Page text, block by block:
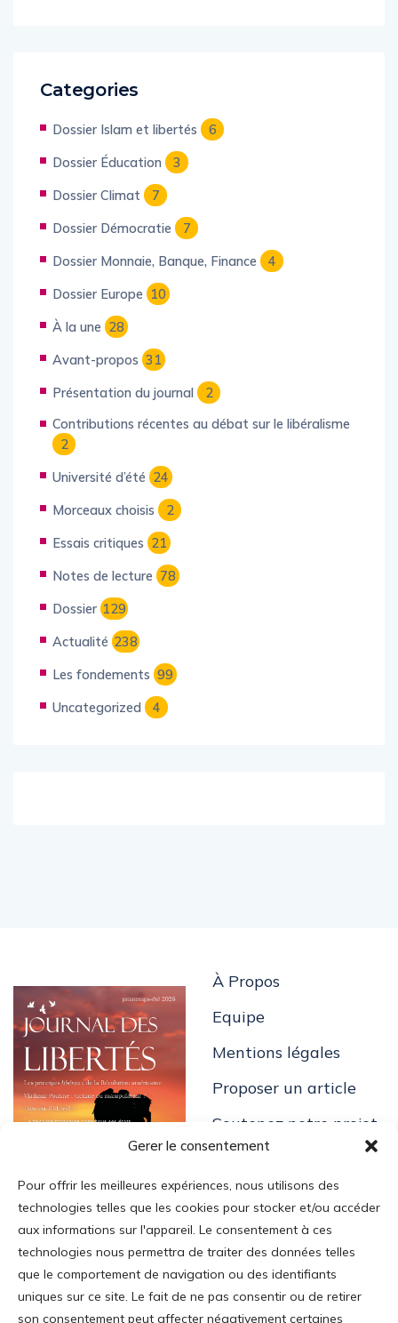
Gerer le consentement
Pour offrir les meilleures expériences, nous utilisons des
technologies telles que les cookies pour stocker et/ou accéder
aux informations sur l'appareil. Le consentement à ces
technologies nous permettra de traiter des données telles
que le comportement de navigation ou des identifiants
uniques sur ce site. Le fait de ne pas consentir ou de retirer
son consentement peut affecter négativement certaines
Categories
Dossier Islam et libertés
6
Dossier Éducation
3
Dossier Climat
7
Dossier Démocratie
7
Dossier Monnaie, Banque, Finance
4
Dossier Europe 10
À la une 28
Avant-propos 31
Présentation du journal
2
Contributions récentes au débat sur le libéralisme
2
Université d’été 24
Morceaux choisis
2
Essais critiques 21
Notes de lecture 78
Dossier 129
Actualité 238
Les fondements 99
Uncategorized
4
À Propos
Equipe
Mentions légales
Proposer un article
Soutenez notre projet
Login
Mon Compte